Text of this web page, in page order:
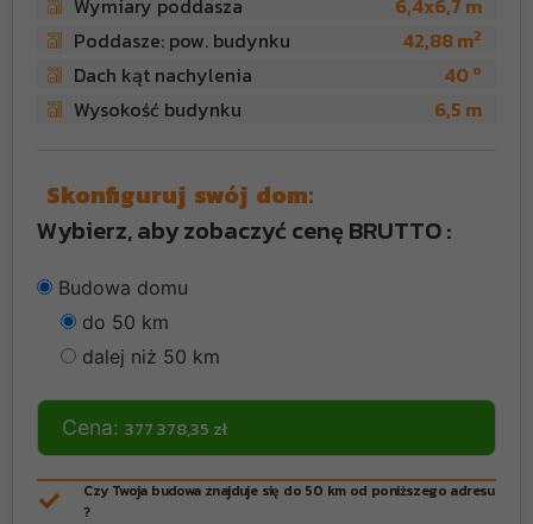
Wymiary poddasza
6,4x6,7 m
Poddasze: pow. budynku
42,88 m2
Dach kąt nachylenia 40 o
Wysokość budynku 6,5 m
Skonfiguruj swój dom:
Wybierz, aby zobaczyć cenę BRUTTO :
Budowa domu
do 50 km
dalej niż 50 km
Cena: 377 378,35 zł
Czy Twoja budowa znajduje się do 50 km od poniższego adresu
?